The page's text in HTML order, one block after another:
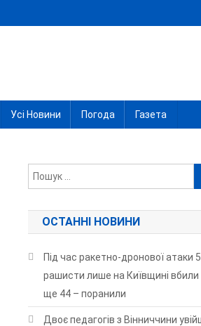
Усі Новини Погода Газета
ОСТАННІ НОВИНИ
Під час ракетно-дронової атаки
рашисти лише на Київщині
ще 44 – поранили
Двоє педагогів з Вінниччини